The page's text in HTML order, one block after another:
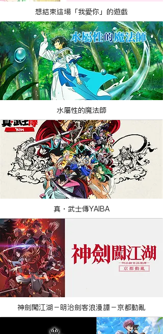
想結束這場「我愛你」的遊戲
水屬性的魔法師
真・武士傳YAIBA
神劍闖江湖－明治劍客浪漫譚－京都動亂